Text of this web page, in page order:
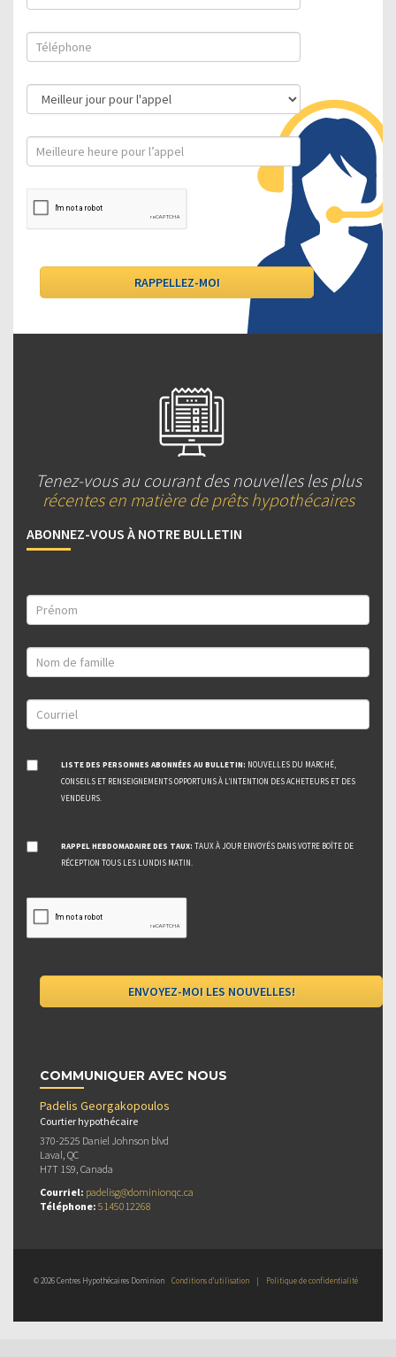
Tenez-vous au courant des nouvelles les plus
récentes en matière de prêts hypothécaires
ABONNEZ-VOUS À NOTRE BULLETIN
LISTE DES PERSONNES ABONNÉES AU BULLETIN: NOUVELLES DU MARCHÉ,
CONSEILS ET RENSEIGNEMENTS OPPORTUNS À L’INTENTION DES ACHETEURS ET DES
VENDEURS.
RAPPEL HEBDOMADAIRE DES TAUX: TAUX À JOUR ENVOYÉS DANS VOTRE BOÎTE DE
RÉCEPTION TOUS LES LUNDIS MATIN.
COMMUNIQUER AVEC NOUS
Padelis Georgakopoulos
Courtier hypothécaire
370-2525 Daniel Johnson blvd
Laval, QC
H7T 1S9, Canada
Courriel: padelisg@dominionqc.ca
Téléphone: 5145012268
© 2026 Centres Hypothécaires Dominion Conditions d’utilisation | Politique de confidentialité